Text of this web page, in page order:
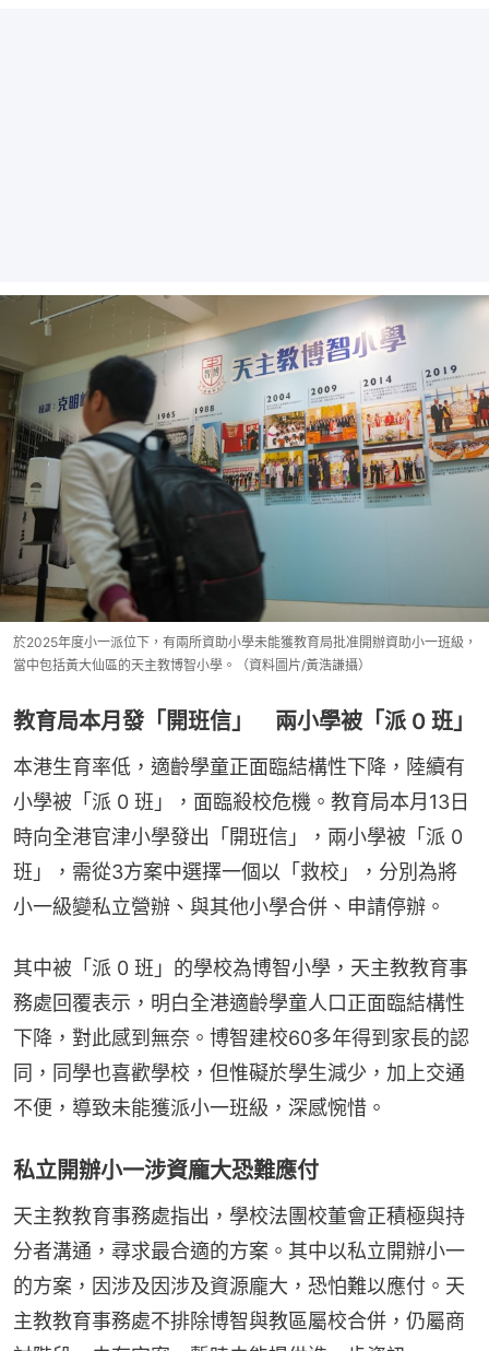
於2025年度小一派位下，有兩所資助小學未能獲教育局批准開辦資助小一班級，
當中包括黃大仙區的天主教博智小學。（資料圖片/黃浩謙攝）
教育局本月發「開班信」 兩小學被「派 0 班」
本港生育率低，適齡學童正面臨結構性下降，陸續有
小學被「派 0 班」，面臨殺校危機。教育局本月13日
時向全港官津小學發出「開班信」，兩小學被「派 0
班」，需從3方案中選擇一個以「救校」，分別為將
小一級變私立營辦、與其他小學合併、申請停辦。
其中被「派 0 班」的學校為博智小學，天主教教育事
務處回覆表示，明白全港適齡學童人口正面臨結構性
下降，對此感到無奈。博智建校60多年得到家長的認
同，同學也喜歡學校，但惟礙於學生減少，加上交通
不便，導致未能獲派小一班級，深感惋惜。
私立開辦小一涉資龐大恐難應付
天主教教育事務處指出，學校法團校董會正積極與持
分者溝通，尋求最合適的方案。其中以私立開辦小一
的方案，因涉及因涉及資源龐大，恐怕難以應付。天
主教教育事務處不排除博智與教區屬校合併，仍屬商